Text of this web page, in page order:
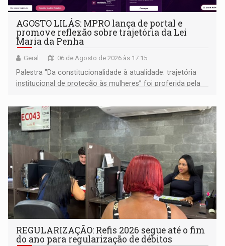
AGOSTO LILÁS: MPRO lança de portal e
promove reflexão sobre trajetória da Lei
Maria da Penha
Geral 06 de Agosto de 2026 às 17:15
Palestra "Da constitucionalidade à atualidade: trajetória
institucional de proteção às mulheres” foi proferida pela
Goiás
REGULARIZAÇÃO: Refis 2026 segue até o fim
do ano para regularização de débitos